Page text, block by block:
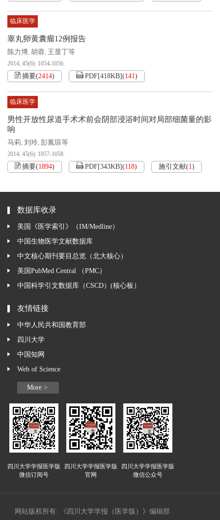
临床医学
睾丸卵黄囊瘤12例报告
陈力博, 胡蓉, 王显丁等
2014, 45(6): 1054-1056.
摘要(2414) PDF[418KB](141)
临床医学
男性开放性尿道手术术前会阴部浸浴时间对局部细菌量的影
响
马莉, 刘玲, 彭胤琼等
2014, 45(6): 1057-1058.
摘要(1894) PDF[343KB](118) 施引文献(1)
数据库收录
美国《医学索引》（IM/Medline）
中国生物医学文献数据库
中文核心期刊要目总览（北大核心）
美国PubMed Central （PMC）
中国科学引文数据库（CSCD）(核心板）
友情链接
中华人民共和国教育部
四川大学
中国知网
Web of Science
More >
四川大学学报医学版
微信订阅号
四川大学学报医学版
官网
四川大学学报医学版
微信公众号
网站版权所有: 《四川大学学报（医学版）》编辑部